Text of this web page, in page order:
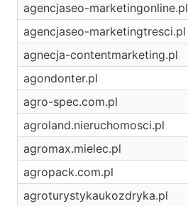
agencjaseo-marketingonline.pl
agencjaseo-marketingtresci.pl
agnecja-contentmarketing.pl
agondonter.pl
agro-spec.com.pl
agroland.nieruchomosci.pl
agromax.mielec.pl
agropack.com.pl
agroturystykaukozdryka.pl